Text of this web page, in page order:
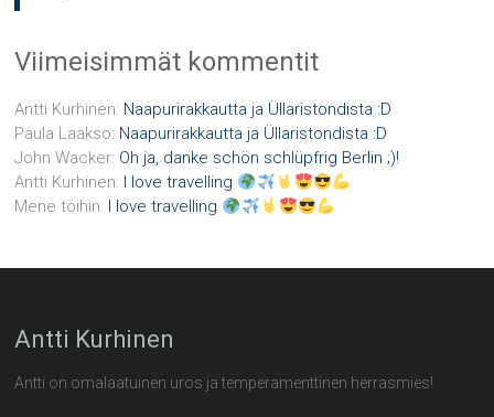
Viimeisimmät kommentit
Antti Kurhinen: Naapurirakkautta ja Üllaristondista :D
Paula Laakso: Naapurirakkautta ja Üllaristondista :D
John Wacker: Oh ja, danke schön schlüpfrig Berlin ;)!
Antti Kurhinen:
I love travelling
Mene töihin: I love travelling
Antti Kurhinen
Antti on omalaatuinen uros ja temperamenttinen herrasmies!